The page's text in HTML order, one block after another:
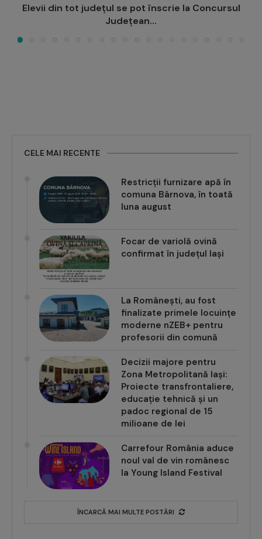
“Feminitate și sfințenie”, în viziunea tinerilor
artiști ieșeni: expoziție la...
CELE MAI RECENTE
Restricții furnizare apă în
comuna Bârnova, în toată
luna august
Focar de variolă ovină
confirmat în județul Iași
La Românești, au fost
finalizate primele locuințe
moderne nZEB+ pentru
profesorii din comună
Decizii majore pentru
Zona Metropolitană Iași:
Proiecte transfrontaliere,
educație tehnică și un
padoc regional de 15
milioane de lei
Carrefour România aduce
noul val de vin românesc
la Young Island Festival
ÎNCARCĂ MAI MULTE POSTĂRI